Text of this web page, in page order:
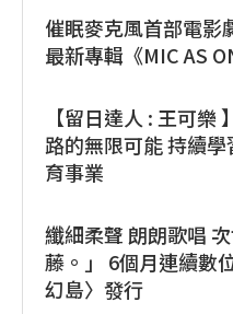
催眠麥克風首部電影
最新專輯《MIC AS
【留日達人 : 王可
路的無限可能 持續
育事業
纖細柔聲 朗朗歌唱
藤。」 6個月連續數
幻島〉發行